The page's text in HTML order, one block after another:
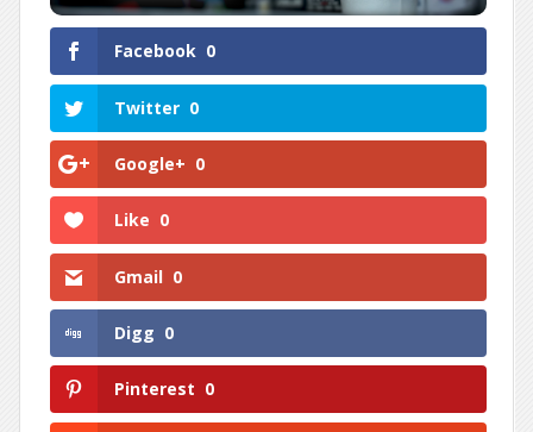
Facebook 0
Twitter 0
Google+ 0
Like 0
Gmail 0
Digg 0
Pinterest 0